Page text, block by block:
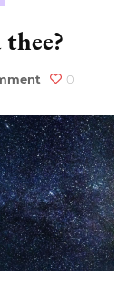
on
maak
je
matcha
thee?
0